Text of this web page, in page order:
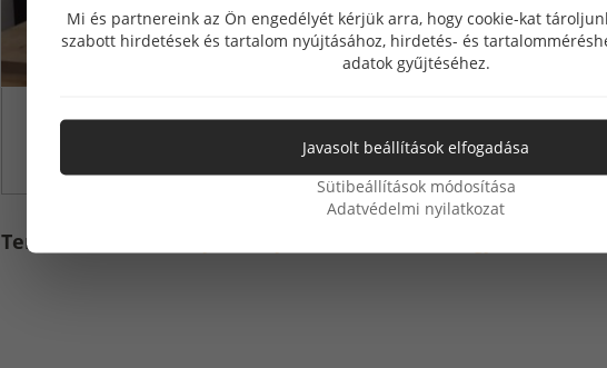
Termék címkék:
Mi és partnereink az Ön engedélyét kérjük arra, hogy cookie-kat
szabott hirdetések és tartalom nyújtásához, hirdetés- és
adatok gyűjtéséhez.
Javasolt beállítások elfogadása
Sütibeállítások módosítása
Adatvédelmi nyilatkozat